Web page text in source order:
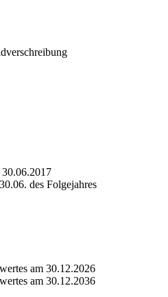
des Folgejahres
am 30.12.2026
am 30.12.2036